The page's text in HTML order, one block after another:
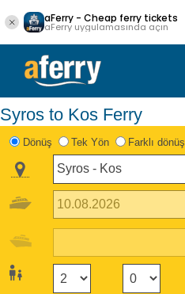
aFerry - Cheap ferry tickets
aFerry uygulamasında açın
Syros to Kos Ferry
Dönüş Tek Yön Farklı dönüş